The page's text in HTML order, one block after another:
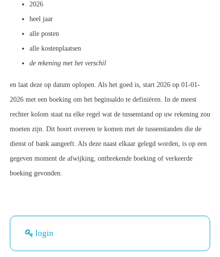
2026
heel jaar
alle posten
alle kostenplaatsen
de rekening met het verschil
en laat deze op datum oplopen. Als het goed is, start 2026 op 01-01-
2026 met een boeking om het beginsaldo te definiëren. In de meest
rechter kolom staat na elke regel wat de tussenstand op uw rekening zou
moeten zijn. Dit hoort overeen te komen met de tussenstanden die de
dienst of bank aangeeft. Als deze naast elkaar gelegd worden, is op een
gegeven moment de afwijking, ontbrekende boeking of verkeerde
boeking gevonden.
login